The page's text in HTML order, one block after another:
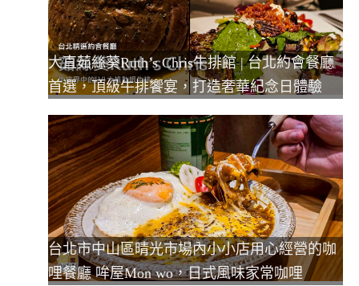
大直茹絲葵Ruth’s Chris牛排館 | 台北約會餐廳
首選，頂級牛排饗宴，打造奢華紀念日體驗
台北市中山區晴光市場內小小店用心經營的咖
哩餐廳 哞屋Mon wo，日式風味家常咖哩